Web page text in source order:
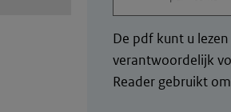
De pdf kunt u
verantwoordelijk
Reader gebruikt